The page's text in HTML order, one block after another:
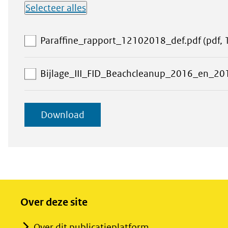
Selecteer alles
downloadbare
Paraffine_rapport_12102018_def.pdf(pdf,
Download
items
Over deze site